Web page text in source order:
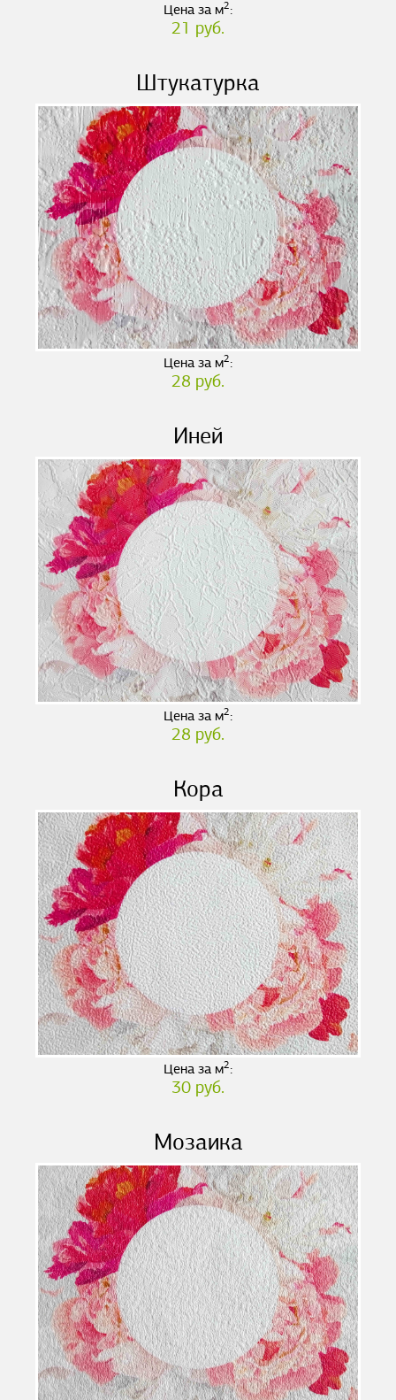
Цена за м2:
21 руб.
Штукатурка
Цена за м2:
28 руб.
Иней
Цена за м2:
28 руб.
Кора
Цена за м2:
30 руб.
Мозаика